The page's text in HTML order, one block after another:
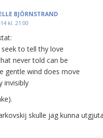
BJÖRNSTRAND
kl. 21:00
seek to tell thy love
never told can be
gentle wind does move
invisibly
skulle jag kunna